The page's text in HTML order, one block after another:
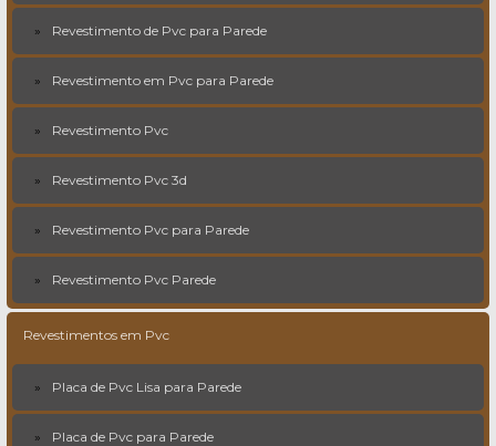
Revestimento de Pvc para Parede
Revestimento em Pvc para Parede
Revestimento Pvc
Revestimento Pvc 3d
Revestimento Pvc para Parede
Revestimento Pvc Parede
Revestimentos em Pvc
Placa de Pvc Lisa para Parede
Placa de Pvc para Parede